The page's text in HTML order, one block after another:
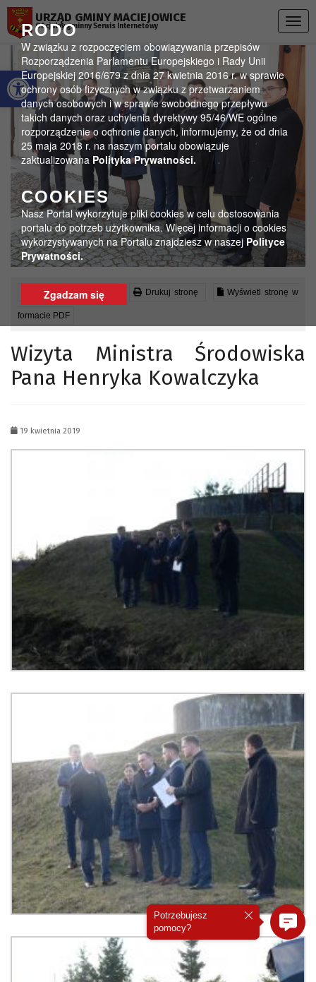
Otwórz pasek narzędzi
RODO
W związku z rozpoczęciem obowiązywania przepisów
Rozporządzenia Parlamentu Europejskiego i Rady Unii
Europejskiej 2016/679 z dnia 27 kwietnia 2016 r. w sprawie
ochrony osób fizycznych w związku z przetwarzaniem
danych osobowych i w sprawie swobodnego przepływu
takich danych oraz uchylenia dyrektywy 95/46/WE ogólne
rozporządzenie o ochronie danych, informujemy, że od dnia
25 maja 2018 r. na naszym portalu obowiązuje
zaktualizowana Polityka Prywatności.
COOKIES
Nasz Portal wykorzytuje pliki cookies w celu dostosowania
portalu do potrzeb użytkownika. Więcej informacji o cookies
wykorzystywanych na Portalu znajdziesz w naszej Polityce
Prywatności.
Zgadzam się
URZĄD GMINY MACIEJOWICE
Oficjalny gminny Serwis Internetowy
Czytaj artykuł (lektor) Drukuj stronę Wyświetl stronę w
formacie PDF
Wizyta Ministra Środowiska
Pana Henryka Kowalczyka
19 kwietnia 2019
Potrzebujesz
pomocy?